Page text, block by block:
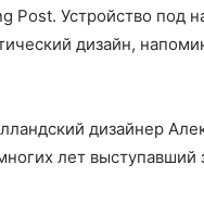
Post. Устройство под
дизайн,
дизайнер
лет выступавший